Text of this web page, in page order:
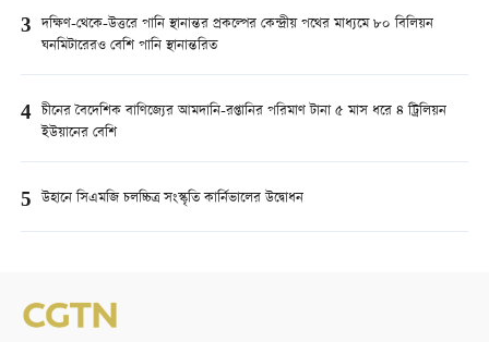
3 দক্ষিণ-থেকে-উত্তরে পানি স্থানান্তর প্রকল্পের কেন্দ্রীয় পথের মাধ্যমে ৮০ বিলিয়ন
ঘনমিটারেরও বেশি পানি স্থানান্তরিত
4 চীনের বৈদেশিক বাণিজ্যের আমদানি-রপ্তানির পরিমাণ টানা ৫ মাস ধরে ৪ ট্রিলিয়ন
ইউয়ানের বেশি
5 উহানে সিএমজি চলচ্চিত্র সংস্কৃতি কার্নিভালের উদ্বোধন